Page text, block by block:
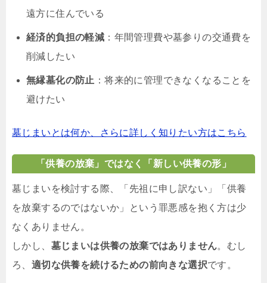
遠方に住んでいる
経済的負担の軽減 ：年間管理費や墓参りの交通費を
削減したい
無縁墓化の防止 ：将来的に管理できなくなることを
避けたい
墓じまいとは何か、さらに詳しく知りたい方はこちら
「供養の放棄」ではなく「新しい供養の形」
墓じまいを検討する際、「先祖に申し訳ない」「供養
を放棄するのではないか」という罪悪感を抱く方は少
なくありません。
しかし、 墓じまいは供養の放棄ではありません。むし
ろ、 適切な供養を続けるための前向きな選択です。